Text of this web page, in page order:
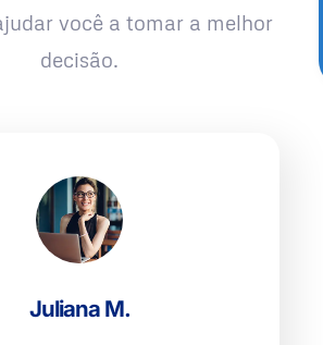
você a tomar a melhor
decisão.
Juliana M.